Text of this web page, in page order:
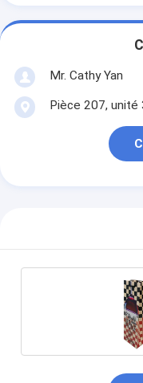
Mr. Cathy Yan
Pièce 207, unité